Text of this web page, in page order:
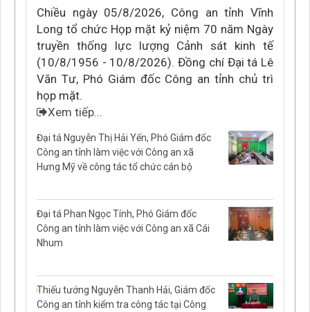
Chiều ngày 05/8/2026, Công an tỉnh Vĩnh
Long tổ chức Họp mặt kỷ niệm 70 năm Ngày
truyền thống lực lượng Cảnh sát kinh tế
(10/8/1956 - 10/8/2026). Đồng chí Đại tá Lê
Văn Tư, Phó Giám đốc Công an tỉnh chủ trì
họp mặt.
Xem tiếp...
Đại tá Nguyễn Thị Hải Yến, Phó Giám đốc
Công an tỉnh làm việc với Công an xã
Hưng Mỹ về công tác tổ chức cán bộ
Đại tá Phan Ngọc Tính, Phó Giám đốc
Công an tỉnh làm việc với Công an xã Cái
Nhum
Thiếu tướng Nguyễn Thanh Hải, Giám đốc
Công an tỉnh kiểm tra công tác tại Công